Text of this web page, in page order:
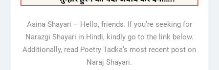
Aaina Shayari – Hello, friends. If you’re seeking for
Narazgi Shayari in Hindi, kindly go to the link below.
Additionally, read Poetry Tadka’s most recent post on
Naraj Shayari.